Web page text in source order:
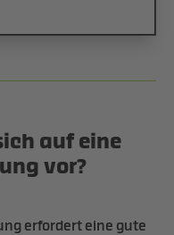
auf eine
vor?
erfordert eine gute